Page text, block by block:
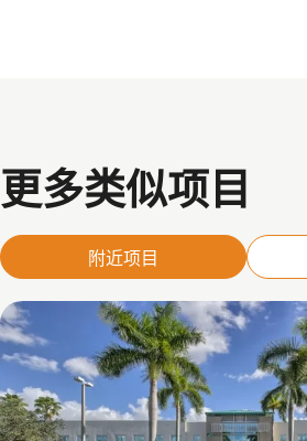
更多类似项目
附近项目